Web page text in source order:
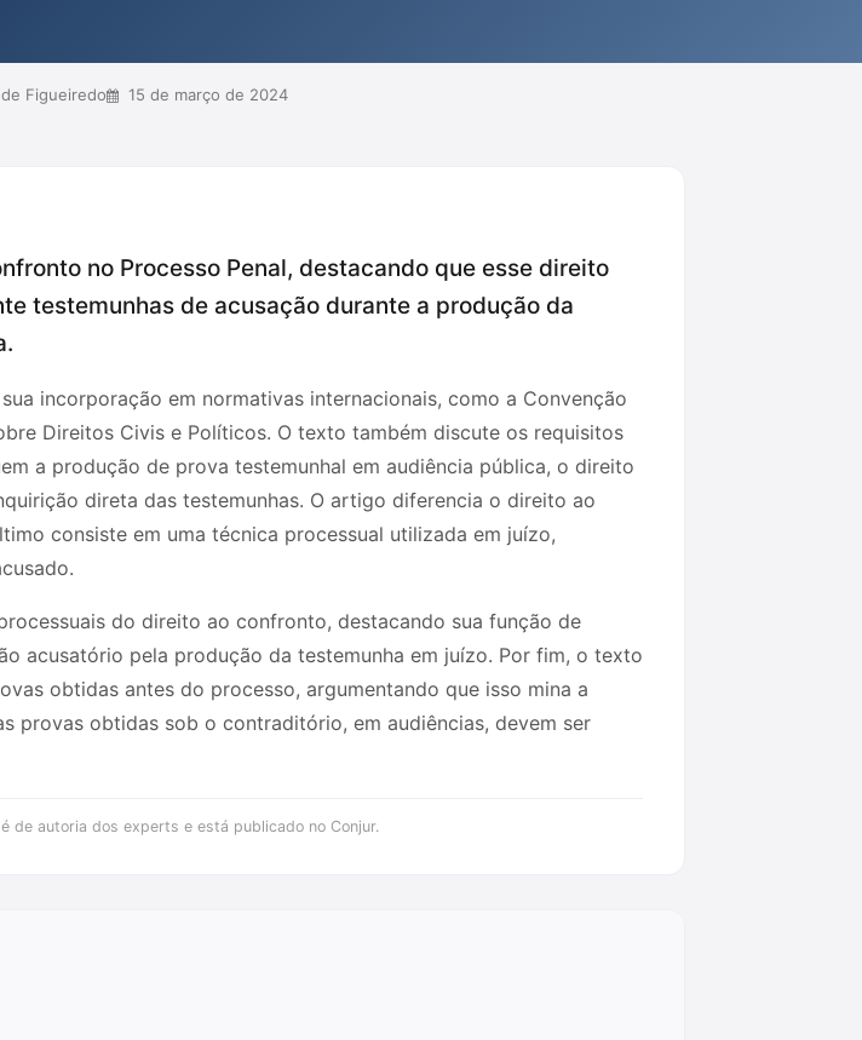
Figueiredo 15 de março de 2024
no Processo Penal, destacando que esse direito
testemunhas de acusação durante a produção da
incorporação em normativas internacionais, como a Convenção
Direitos Civis e Políticos. O texto também discute os requisitos
a produção de prova testemunhal em audiência pública, o direito
direta das testemunhas. O artigo diferencia o direito ao
consiste em uma técnica processual utilizada em juízo,
do direito ao confronto, destacando sua função de
acusatório pela produção da testemunha em juízo. Por fim, o texto
obtidas antes do processo, argumentando que isso mina a
provas obtidas sob o contraditório, em audiências, devem ser
de autoria dos experts e está publicado no Conjur.